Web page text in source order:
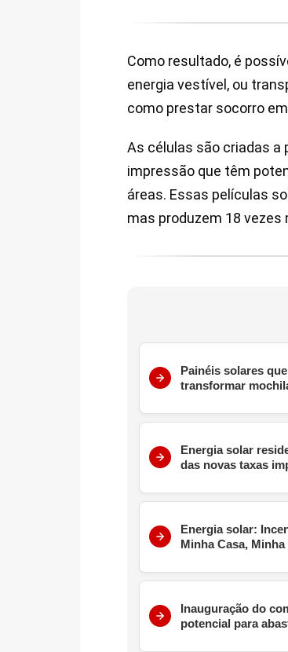
Como resultado, é
energia vestível, ou
como prestar socorro
As células são criadas
impressão que têm
áreas. Essas películas
mas produzem 18 vezes
Painéis solares
transformar
Energia solar
das novas taxas
Energia solar:
Minha Casa, Minha
Inauguração do
potencial para